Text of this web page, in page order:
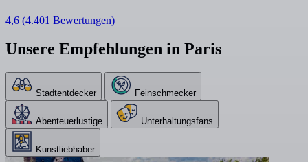
4,6 (4.401 Bewertungen)
Unsere Empfehlungen in Paris
Stadtentdecker Feinschmecker
Abenteuerlustige Unterhaltungsfans
Kunstliebhaber